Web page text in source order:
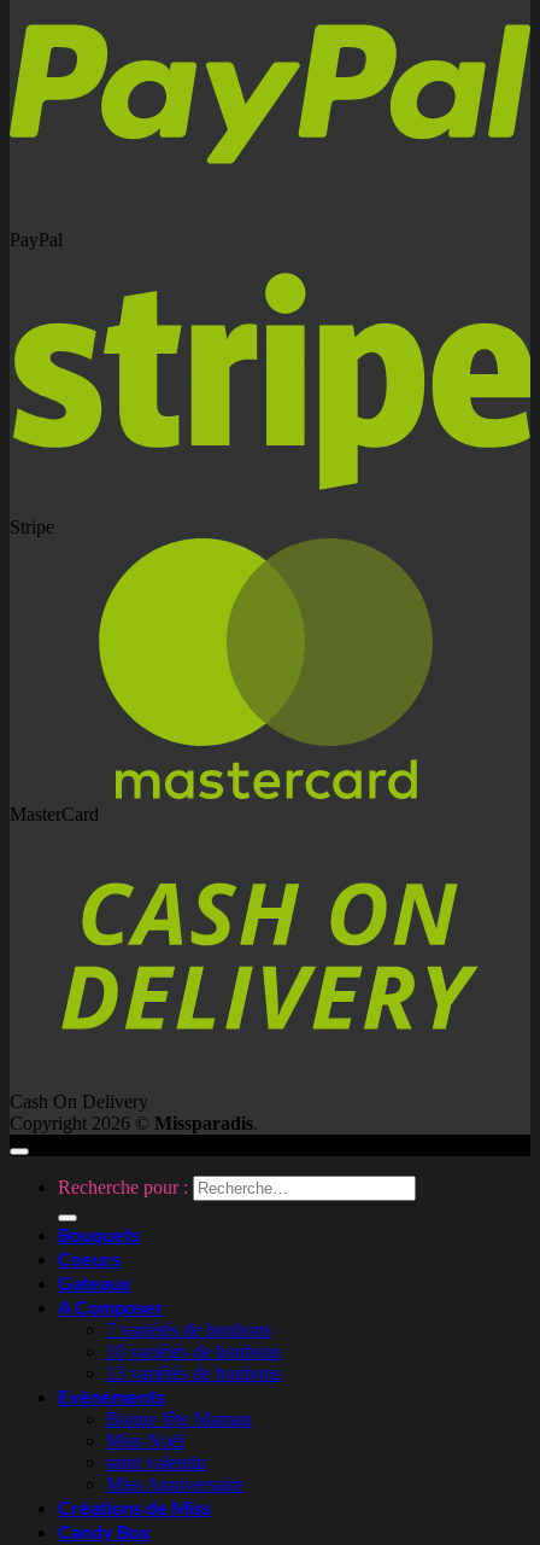
PayPal
Stripe
MasterCard
Cash On Delivery
Copyright 2026 © Missparadis.
Recherche pour :
Bouquets
Coeurs
Gateaux
A Composer
7 variétés de bonbons
10 variétés de bonbons
13 variétés de bonbons
Evènements
Bonne fête Maman
Miss Noël
saint valentin
Miss Anniversaire
Créations de Miss
Candy Box